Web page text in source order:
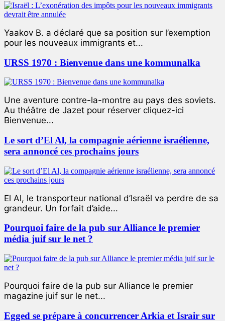
Yaakov B. a déclaré que sa position sur l’exemption
pour les nouveaux immigrants et...
URSS 1970 : Bienvenue dans une kommunalka
Une aventure contre-la-montre au pays des soviets.
Au théâtre de Jazet pour réserver cliquez-ici
Bienvenue...
Le sort d’El Al, la compagnie aérienne israélienne,
sera annoncé ces prochains jours
El Al, le transporteur national d’Israël va perdre de sa
grandeur. Un forfait d’aide...
Pourquoi faire de la pub sur Alliance le premier
média juif sur le net ?
Pourquoi faire de la pub sur Alliance le premier
magazine juif sur le net...
Egged se prépare à concurrencer Arkia et Israir sur